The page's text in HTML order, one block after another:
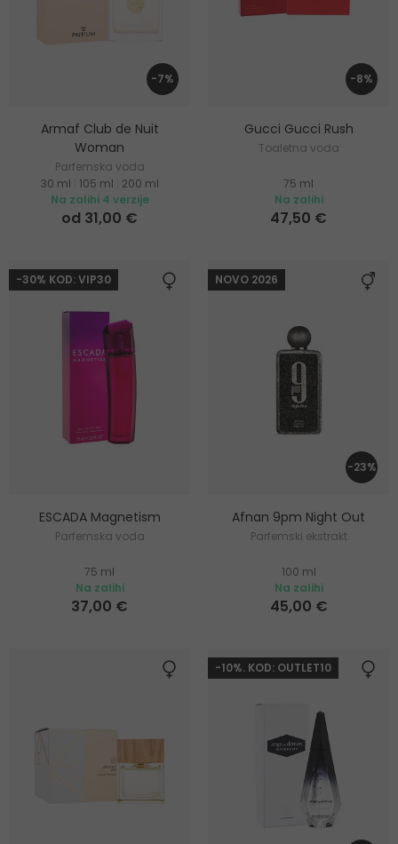
-7%
Armaf Club de Nuit
Woman
Parfemska voda
30 ml
105 ml
200 ml
Na zalihi 4 verzije
od 31,00 €
-8%
Gucci Gucci Rush
Toaletna voda
75 ml
Na zalihi
47,50 €
-30% KOD: VIP30
ESCADA Magnetism
Parfemska voda
75 ml
Na zalihi
37,00 €
NOVO 2026
-23%
Afnan 9pm Night Out
Parfemski ekstrakt
100 ml
Na zalihi
45,00 €
-10%. KOD: OUTLET10